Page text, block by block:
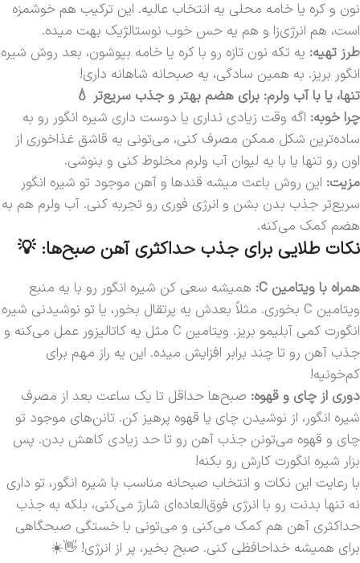
نون و کره یا خامه محلی یه انتخاب عالیه. این ترکیب هم خوشمزه
است، هم انرژی‌زا و هم یه حس خوب نوستالژیک بهت میده.
طرز تهیه: یه تکه نون تازه رو با کره یا خامه بپوشون، بعد روش شیره
انگور بریز. به همین سادگی، یه صبحانه شاهانه داری!
تنها، یا با آب ولرم: برای هضم بهتر و جذب سریع‌تر 💧
چرا خوبه: اگه وقت زیادی نداری یا دوست داری شیره انگور رو به
ساده‌ترین شکل ممکن مصرف کنی، می‌تونی یه قاشق غذاخوری از
اون رو تنها یا با یه لیوان آب ولرم مخلوط کنی و بنوشی.
مزیت: این روش باعث میشه قندها و آهن موجود تو شیره انگور
سریع‌تر جذب بدن بشن و انرژی فوری رو تجربه کنی. آب ولرم هم به
هضم کمک می‌کنه.
نکات طلایی برای جذب حداکثری آهن صبح‌ها: 💡
همراه با ویتامین C:
همیشه سعی کن شیره انگور رو با یه منبع
ویتامین C بخوری. مثلاً بعدش یه پرتقال بخور، یا تو نوشیدنی شیره
انگورت کمی آبلیمو بریز. ویتامین C مثل یه کاتالیزور عمل می‌کنه و
جذب آهن رو تا چند برابر افزایش میده. این یه راز مهم برای
کم‌خونیه!
دوری از چای و قهوه: صبح‌ها حداقل تا یک ساعت بعد از مصرف
شیره انگور، از نوشیدن چای یا قهوه پرهیز کن. تانن‌های موجود تو
چای و قهوه می‌تونن جذب آهن رو تا حد زیادی کاهش بدن. پس
بزار شیره انگورت کارش رو بکنه!
با رعایت این نکات و انتخاب صبحانه مناسب با شیره انگور، تو داری
نه تنها بدنت رو با انرژی فوق‌العاده‌ای شارژ می‌کنی، بلکه به جذب
حداکثری آهن هم کمک می‌کنی و می‌تونی با خستگی صبحگاهی
برای همیشه خداحافظی کنی. صبح بخیر، پر از انرژی! 👋☀️